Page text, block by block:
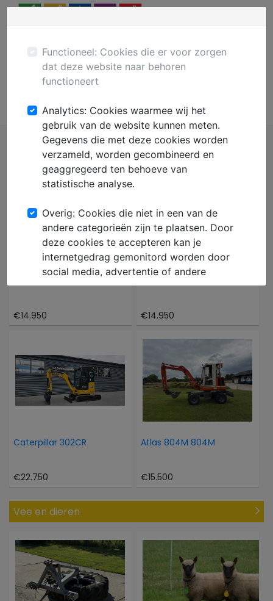
Plaats gratis advertentie
Mechanisatie
Hinowa Oil en steel 1466
€14.950 €14.950
Caterpillar 302CR
€22.750
Atlas 804M 804M
€15.500
Vee en dieren